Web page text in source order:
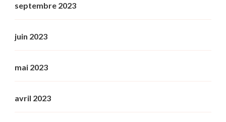
septembre 2023
juin 2023
mai 2023
avril 2023